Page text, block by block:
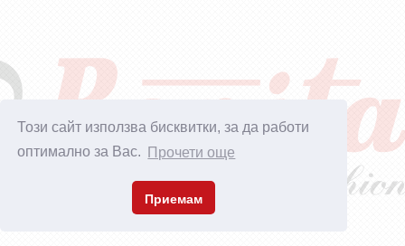
Този сайт използва бисквитки, за да работи
оптимално за Вас.
Прочети още
Приемам